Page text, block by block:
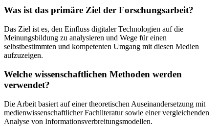
Was ist das primäre Ziel der Forschungsarbeit?
Das Ziel ist es, den Einfluss digitaler Technologien auf die
Meinungsbildung zu analysieren und Wege für einen
selbstbestimmten und kompetenten Umgang mit diesen Medien
aufzuzeigen.
Welche wissenschaftlichen Methoden werden
verwendet?
Die Arbeit basiert auf einer theoretischen Auseinandersetzung mit
medienwissenschaftlicher Fachliteratur sowie einer vergleichenden
Analyse von Informationsverbreitungsmodellen.